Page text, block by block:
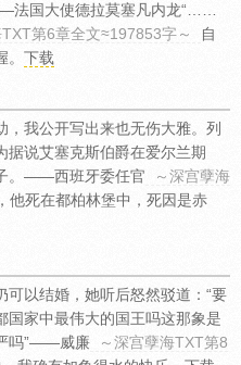
法国大使德拉莫塞凡内龙“……
TXT第6章全文≈197853字～
自
下载
我公开写出来也无伤大雅。列
据说艾塞克斯伯爵在爱尔兰期
。——西班牙委任官
～深宫孽海
他死在都柏林堡中，死因是赤
以结婚，她听后怒然驳道：“要
国家中最伟大的国王吗这那象是
吗”——威廉
～深宫孽海TXT第8